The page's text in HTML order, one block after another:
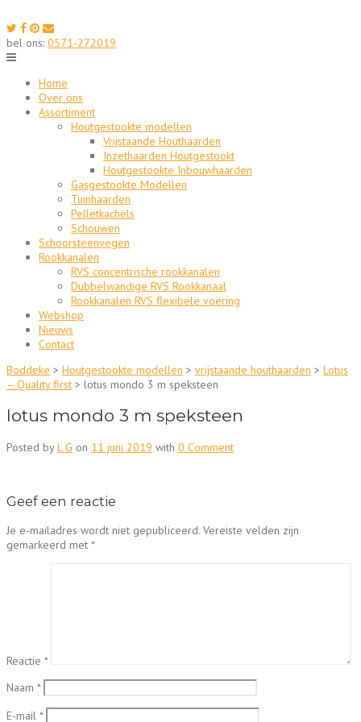
to
content
bel ons: 0571-272019
Home
Over ons
Assortiment
Houtgestookte modellen
Vrijstaande Houthaarden
Inzethaarden Houtgestookt
Houtgestookte Inbouwhaarden
Gasgestookte Modellen
Tuinhaarden
Pelletkachels
Schouwen
Schoorsteenvegen
Rookkanalen
RVS concentrische rookkanalen
Dubbelwandige RVS Rookkanaal
Rookkanalen RVS flexibele voering
Webshop
Nieuws
Contact
Boddeke > Houtgestookte modellen > vrijstaande houthaarden > Lotus
– Quality first > lotus mondo 3 m speksteen
lotus mondo 3 m speksteen
Posted byL G on 11 juni 2019 with 0 Comment
Geef een reactie
Je e-mailadres wordt niet gepubliceerd. Vereiste velden zijn
gemarkeerd met *
Reactie *
Naam *
E-mail *